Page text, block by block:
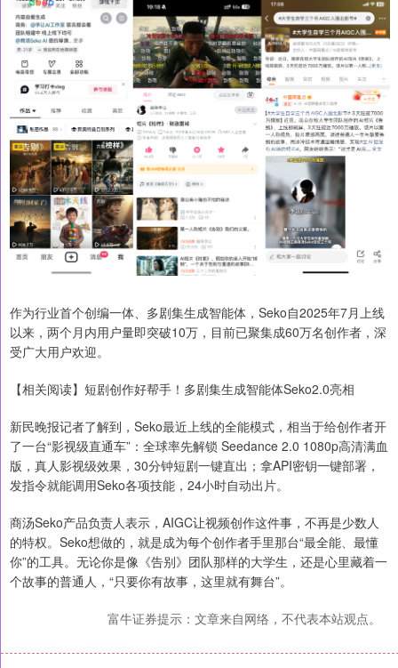
作为行业首个创编一体、多剧集生成智能体，Seko自2025年7月上线
以来，两个月内用户量即突破10万，目前已聚集成60万名创作者，深
受广大用户欢迎。
【相关阅读】短剧创作好帮手！多剧集生成智能体Seko2.0亮相
新民晚报记者了解到，Seko最近上线的全能模式，相当于给创作者开
了一台“影视级直通车”：全球率先解锁 Seedance 2.0 1080p高清满血
版，真人影视级效果，30分钟短剧一键直出；拿API密钥一键部署，
发指令就能调用Seko各项技能，24小时自动出片。
商汤Seko产品负责人表示，AIGC让视频创作这件事，不再是少数人
的特权。Seko想做的，就是成为每个创作者手里那台“最全能、最懂
你”的工具。无论你是像《告别》团队那样的大学生，还是心里藏着一
个故事的普通人，“只要你有故事，这里就有舞台”。
富牛证券提示：文章来自网络，不代表本站观点。